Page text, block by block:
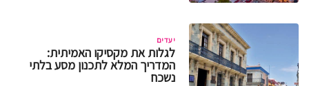
יעדים
לגלות את מקסיקו האמיתית:
המדריך המלא לתכנון מסע בלתי
נשכח